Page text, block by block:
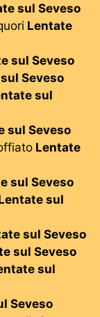
sul Seveso
Lentate
sul Seveso
Seveso
sul
sul Seveso
Lentate
sul Seveso
sul
sul Seveso
sul Seveso
sul
Seveso